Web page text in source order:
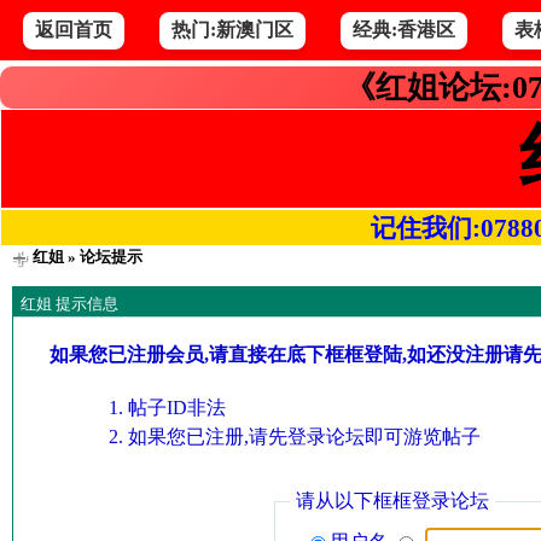
返回首页 热门:新澳门区 经典:香港区 表
《红姐论坛
记住我们
红姐» 论坛提示
红姐 提示信息
如果您已注册会员,请直接在底下框框登陆,如还没注册请
帖子ID非法
如果您已注册,请先登录论坛即可游览帖子
请从以下框框登录论坛